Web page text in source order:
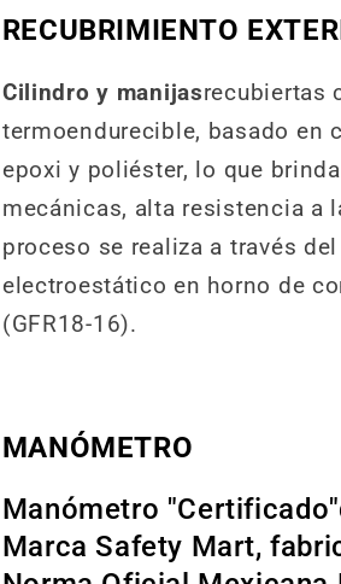
RECUBRIMIENTO
Cilindro y manijasrecubiertas
termoendurecible, basado en
epoxi y poliéster, lo que
mecánicas, alta resistencia a
proceso se realiza a través
electroestático en horno de
(GFR18-16).
MANÓMETRO
Manómetro
Marca Safety Mart,